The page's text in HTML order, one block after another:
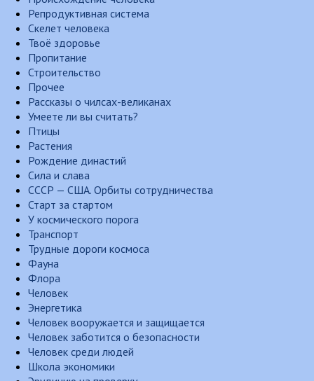
Репродуктивная система
Скелет человека
Твоё здоровье
Пропитание
Строительство
Прочее
Рассказы о чилсах-великанах
Умеете ли вы считать?
Птицы
Растения
Рождение династий
Сила и слава
СССР — США. Орбиты сотрудничества
Старт за стартом
У космического порога
Транспорт
Трудные дороги космоса
Фауна
Флора
Человек
Энергетика
Человек вооружается и защищается
Человек заботится о безопасности
Человек среди людей
Школа экономики